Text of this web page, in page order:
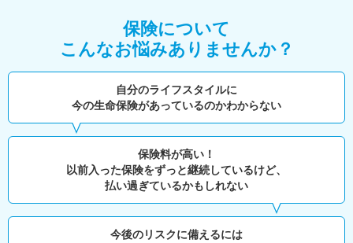
保険について
こんなお悩みありませんか？
自分のライフスタイルに
今の生命保険があっているのかわからない
保険料が高い！
以前入った保険をずっと継続しているけど、
払い過ぎているかもしれない
今後のリスクに備えるには